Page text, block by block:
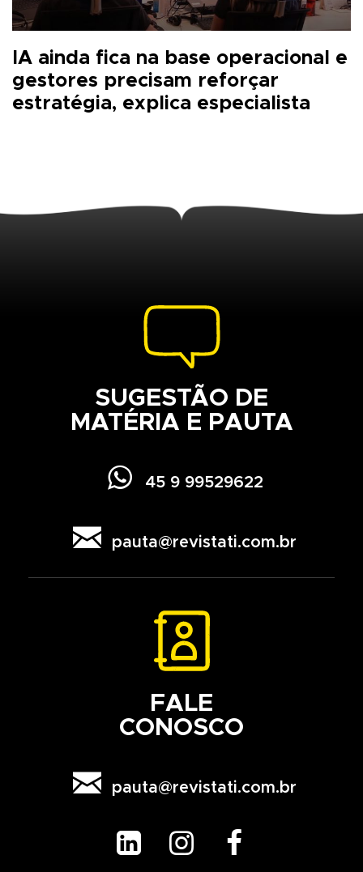
IA ainda fica na base operacional e
gestores precisam reforçar
estratégia, explica especialista
SUGESTÃO DE
MATÉRIA E PAUTA
 45 9 99529622
 pauta@revistati.com.br
FALE
CONOSCO
 pauta@revistati.com.br
  